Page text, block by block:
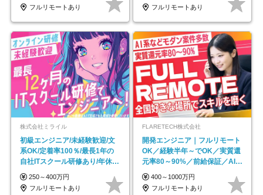
フルリモートあり
フルリモートあり
株式会社ミライル
初級エンジニア/未経験歓迎/文
系OK/定着率100％/最長1年の
自社ITスクール研修あり/年休
130日
250～400万円
フルリモートあり
FLARETECH株式会社
開発エンジニア｜フルリモート
OK／経験半年～でOK／実質還
元率80～90%／前給保証／AI系
など最先端案件多数
400～1000万円
フルリモートあり